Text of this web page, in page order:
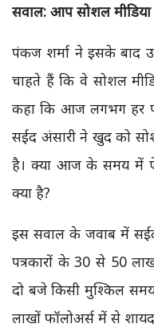
सवाल: आप सोशल मीडिया
पंकज शर्मा ने इसके बाद
चाहते हैं कि वे सोशल
कहा कि आज लगभग हर
सईद अंसारी ने खुद को
है। क्या आज के समय में
क्या है?
इस सवाल के जवाब में
पत्रकारों के 30 से 50
दो बजे किसी मुश्किल
लाखों फॉलोअर्स में से